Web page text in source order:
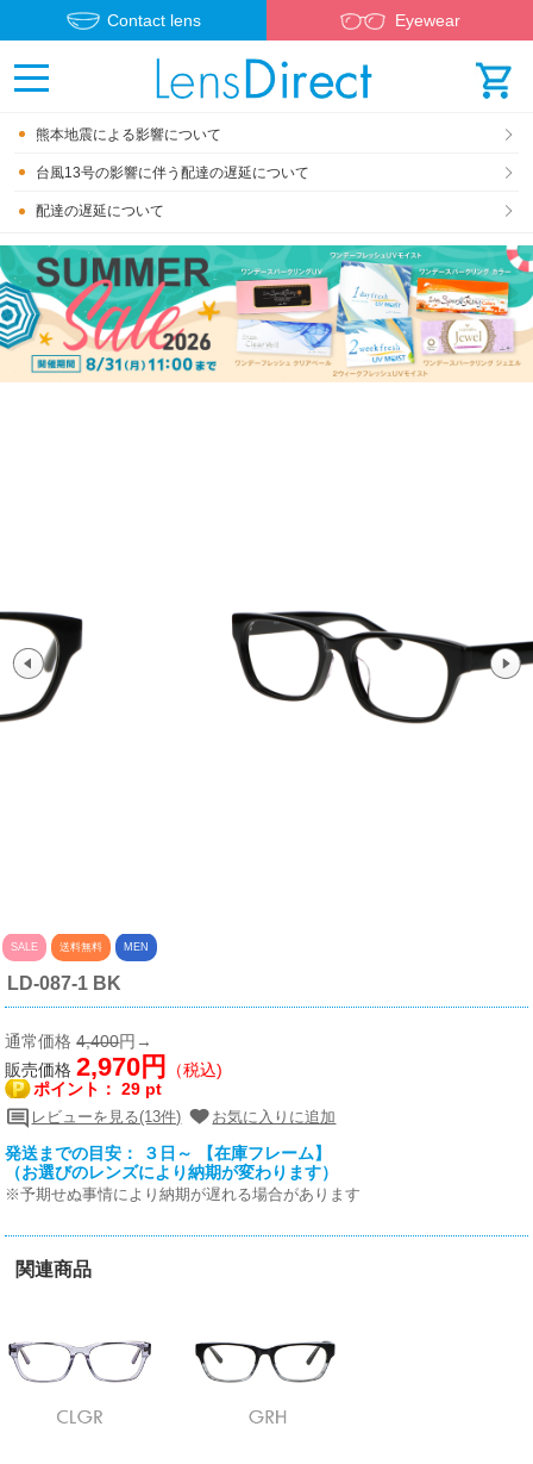
Contact lens Eyewear
熊本地震による影響について
台風13号の影響に伴う配達の遅延について
配達の遅延について
SALE 送料無料 MEN
LD-087-1 BK
通常価格4,400円→
販売価格2,970円
（税込)
ポイント：29 pt
レビューを見る(13件) お気に入りに追加
発送までの目安： ３日～ 【在庫フレーム】
（お選びのレンズにより納期が変わります）
※予期せぬ事情により納期が遅れる場合があります
関連商品